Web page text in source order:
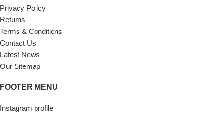
Privacy Policy
Returns
Terms & Conditions
Contact Us
Latest News
Our Sitemap
FOOTER MENU
Instagram profile